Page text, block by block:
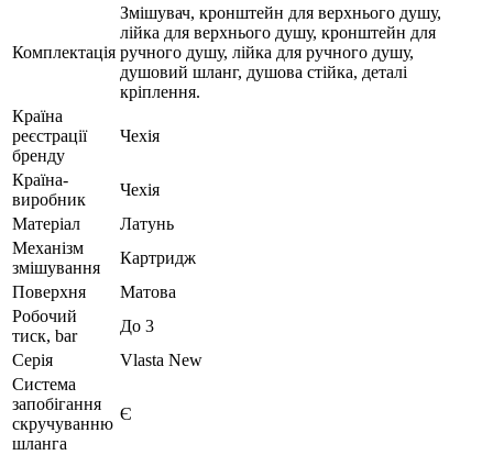
Комплектація
Змішувач, кронштейн для верхнього душу,
лійка для верхнього душу, кронштейн для
ручного душу, лійка для ручного душу,
душовий шланг, душова стійка, деталі
кріплення.
Країна
реєстрації
бренду
Чехія
Країна-
виробник
Чехія
Матеріал
Латунь
Механізм
змішування
Картридж
Поверхня
Матова
Робочий
тиск, bar
До 3
Серія
Vlasta New
Система
запобігання
скручуванню
шланга
Є